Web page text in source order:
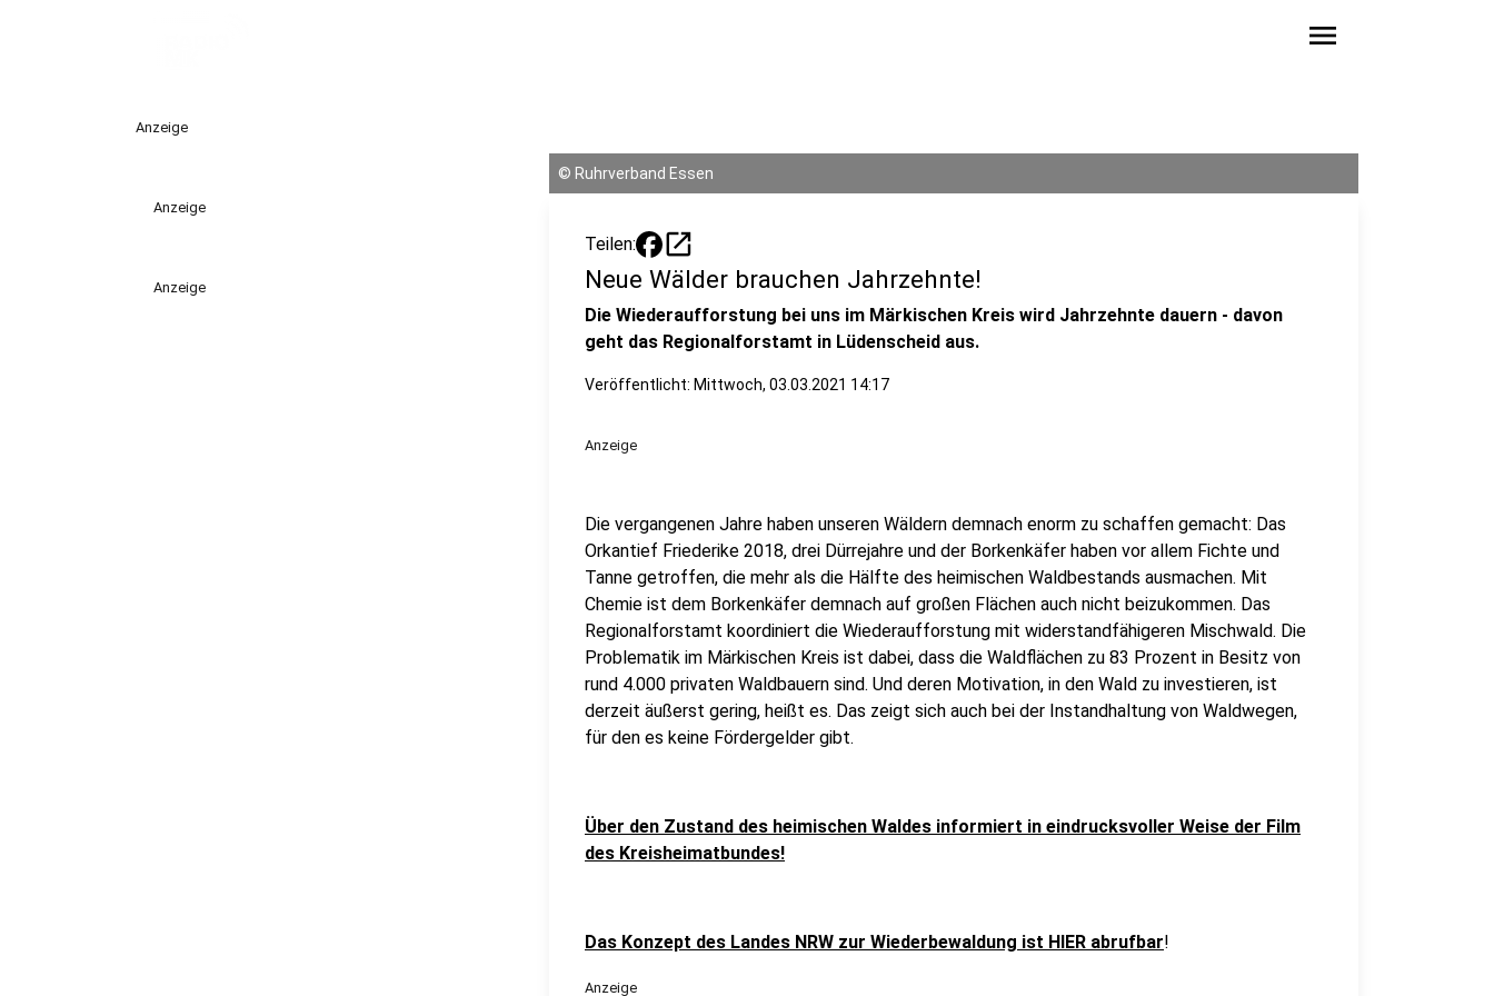
menu
Anzeige
Anzeige
Anzeige
© Ruhrverband Essen
Teilen: open_in_new
Neue Wälder brauchen Jahrzehnte!
Die Wiederaufforstung bei uns im Märkischen Kreis wird Jahrzehnte dauern - davon
geht das Regionalforstamt in Lüdenscheid aus.
Veröffentlicht: Mittwoch, 03.03.2021 14:17
Anzeige
Die vergangenen Jahre haben unseren Wäldern demnach enorm zu schaffen gemacht: Das
Orkantief Friederike 2018, drei Dürrejahre und der Borkenkäfer haben vor allem Fichte und
Tanne getroffen, die mehr als die Hälfte des heimischen Waldbestands ausmachen. Mit
Chemie ist dem Borkenkäfer demnach auf großen Flächen auch nicht beizukommen. Das
Regionalforstamt koordiniert die Wiederaufforstung mit widerstandfähigeren Mischwald. Die
Problematik im Märkischen Kreis ist dabei, dass die Waldflächen zu 83 Prozent in Besitz von
rund 4.000 privaten Waldbauern sind. Und deren Motivation, in den Wald zu investieren, ist
derzeit äußerst gering, heißt es. Das zeigt sich auch bei der Instandhaltung von Waldwegen,
für den es keine Fördergelder gibt.
Über den Zustand des heimischen Waldes informiert in eindrucksvoller Weise der Film
des Kreisheimatbundes!
Das Konzept des Landes NRW zur Wiederbewaldung ist HIER abrufbar!
Anzeige